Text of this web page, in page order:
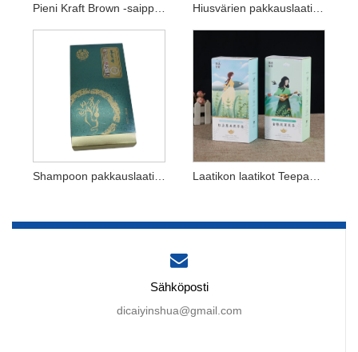
Pieni Kraft Brown -saippualaatikko
Shampoon pakkauslaatikko
Sähköposti
dicaiyinshua@gmail.com